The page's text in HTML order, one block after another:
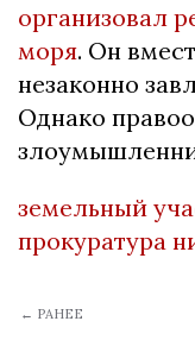
организовал
моря. Он
незаконно
Однако
земельный
прокуратура
← РАНЕЕ